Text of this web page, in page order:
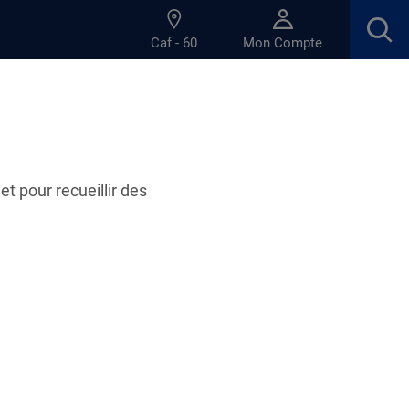
pour recueillir des
Caf - 60 Mon Compte